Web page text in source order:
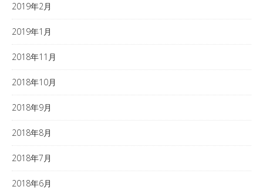
2019年2月
2019年1月
2018年11月
2018年10月
2018年9月
2018年8月
2018年7月
2018年6月